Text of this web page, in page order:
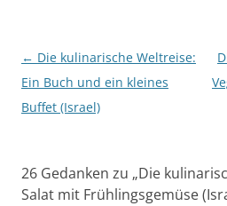
Beitragsnavigation
← Die kulinarische Weltreise:
Ein Buch und ein kleines
Buffet (Israel)
26 Gedanken zu „Die
Salat mit Frühlingsgemüse